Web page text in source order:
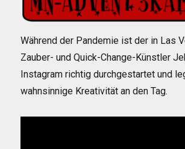
Während der Pandemie ist der in Las
Zauber- und Quick-Change-Künstler
Instagram richtig durchgestartet und
wahnsinnige Kreativität an den Tag.